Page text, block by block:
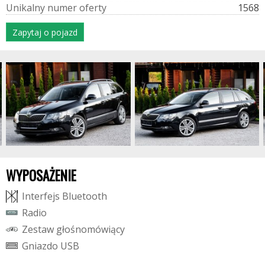
Unikalny numeroferty 1568
Zapytaj o pojazd
WYPOSAŻENIE
Interfejs Bluetooth
Radio
Zestaw głośnomówiący
Gniazdo USB